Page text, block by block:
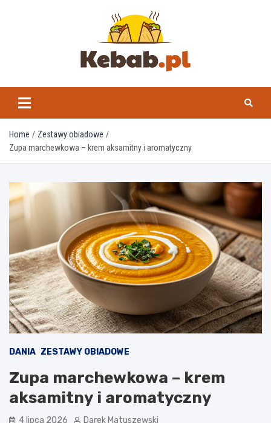
kebab.pl
Home
Zestawy obiadowe
Zupa marchewkowa – krem aksamitny i aromatyczny
DANIA ZESTAWY OBIADOWE
Zupa marchewkowa – krem
aksamitny i aromatyczny
4 lipca 2026 Darek Matuszewski